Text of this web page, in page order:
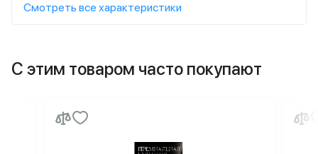
Смотреть все характеристики
С этим товаром часто покупают